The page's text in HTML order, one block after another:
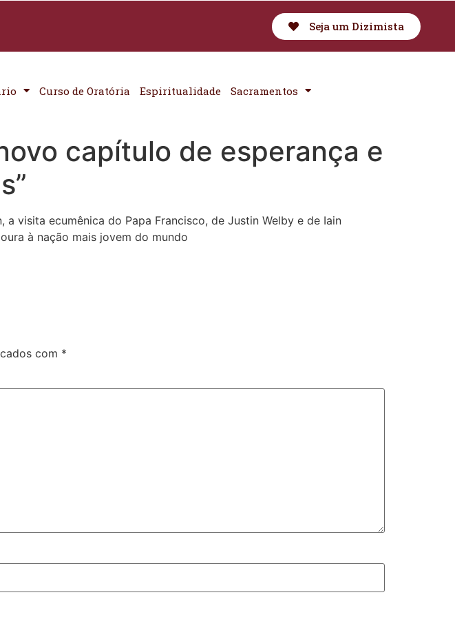
Seja um Dizimista
Curso de Oratória Espiritualidade Sacramentos
capítulo de esperança e
visita ecumênica do Papa Francisco, de Justin Welby e de Iain
à nação mais jovem do mundo
com *